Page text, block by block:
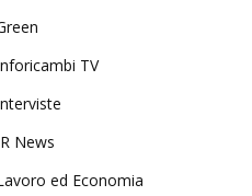
TV
News
ed Economia